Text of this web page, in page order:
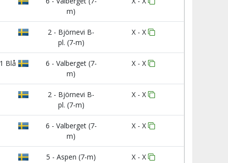
m)
2 - Björnevi B-
pl. (7-m)
X - X
Blå
6 - Valberget (7-
m)
X - X
2 - Björnevi B-
pl. (7-m)
X - X
6 - Valberget (7-
m)
X - X
5 - Aspen (7-m) X - X